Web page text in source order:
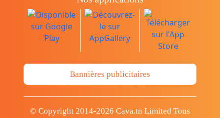
Bannières publicitaires
© Copyright 2014-2026 Cava.tn Limited Tous